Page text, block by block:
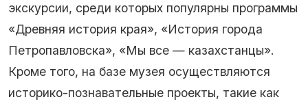
экскурсии, среди которых популярны программы
«Древняя история края», «История города
Петропавловска», «Мы все — казахстанцы».
Кроме того, на базе музея осуществляются
историко-познавательные проекты, такие как